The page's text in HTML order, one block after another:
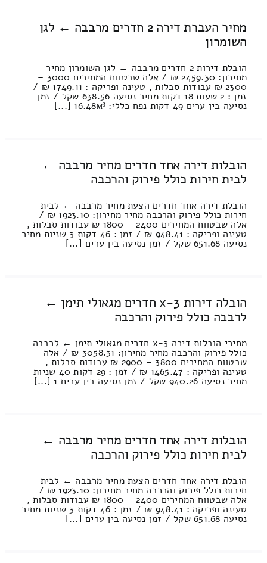
מחיר העברת דירה 2 חדרים מרבבה ← לגן
השומרון
הובלת דירות 2 חדרים מרבבה ← לגן השומרון מחיר
מחירון: 2459.30 ₪ / אלה שבטווח המחירים 3000 –
2300 ₪ עבודות סבלות , טעינה ופריקה : 1749.11 ₪ /
זמן : 2 שעות 18 דקות מחיר נסיעה 638.56 שקל / זמן
נסיעה בין ערים 49 דקות נפח כללי: 16.48м³ [...]
הובלות דירה אחד חדרים מחיר מרבבה ←
לבית חירות כולל פירוק והרכבה
הובלת דירה אחד חדרים הצעת מחיר מרבבה ← לבית
חירות כולל פירוק והרכבה מחיר מחירון: 1923.10 ₪ /
אלה שבטווח המחירים 2400 – 1800 ₪ עבודות סבלות ,
טעינה ופריקה : 948.41 ₪ / זמן : 46 דקות 3 שניות מחיר
נסיעה 651.68 שקל / זמן נסיעה בין ערים [...]
הובלה דירות 3-x חדרים מגאולי תימן ←
לרבבה כולל פירוק והרכבה
מחירי הובלות דירה 3-x חדרים מגאולי תימן ← לרבבה
כולל פירוק והרכבה מחיר מחירון: 3058.31 ₪ / אלה
שבטווח המחירים 3800 – 2900 ₪ עבודות סבלות ,
טעינה ופריקה : 1465.47 ₪ / זמן : 29 דקות 40 שניות
מחיר נסיעה 940.26 שקל / זמן נסיעה בין ערים 1 [...]
הובלות דירה אחד חדרים מחיר מרבבה ←
לבית חירות כולל פירוק והרכבה
הובלת דירה אחד חדרים הצעת מחיר מרבבה ← לבית
חירות כולל פירוק והרכבה מחיר מחירון: 1923.10 ₪ /
אלה שבטווח המחירים 2400 – 1800 ₪ עבודות סבלות ,
טעינה ופריקה : 948.41 ₪ / זמן : 46 דקות 3 שניות מחיר
נסיעה 651.68 שקל / זמן נסיעה בין ערים [...]